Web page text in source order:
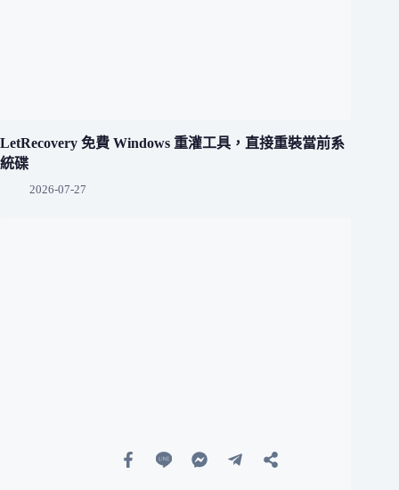
LetRecovery 免費 Windows 重灌工具，直接重裝當前系
統碟
2026-07-27